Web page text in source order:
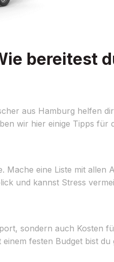
bereitest
aus Hamburg helfen
wir hier einige Tipps für
eine Liste mit allen
und kannst Stress
sondern auch Kosten
festen Budget bist